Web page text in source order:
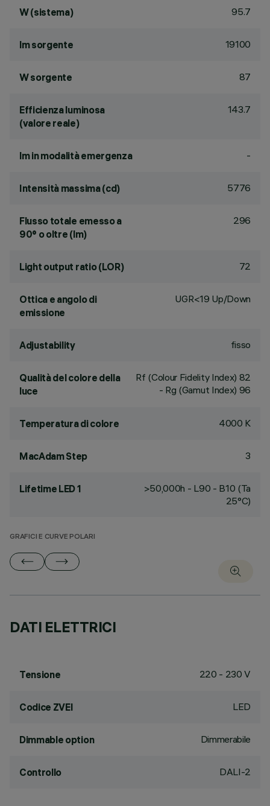
W (sistema) 95.7
lm sorgente 19100
W sorgente 87
Efficienza luminosa
(valore reale)
143.7
lm in modalità emergenza -
Intensità massima (cd) 5776
Flusso totale emesso a
90° o oltre (lm)
296
Light output ratio (LOR) 72
Ottica e angolo di
emissione
UGR<19 Up/Down
Adjustability fisso
Qualità del colore della
luce
Rf (Colour Fidelity Index) 82
- Rg (Gamut Index) 96
Temperatura di colore 4000 K
MacAdam Step 3
Lifetime LED 1
>50,000h - L90 - B10 (Ta
25°C)
GRAFICI E CURVE POLARI
DATI ELETTRICI
Tensione 220 - 230 V
Codice ZVEI LED
Dimmable option Dimmerabile
Controllo DALI-2